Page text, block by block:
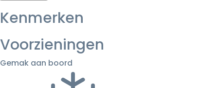
Kenmerken
Voorzieningen
Gemak aan boord